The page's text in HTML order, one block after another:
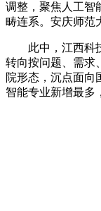
调整，聚焦人工智
畴连系。安庆师范
此中，江西科技
转向按问题、需求
院形态，沉点面向
智能专业新增最多